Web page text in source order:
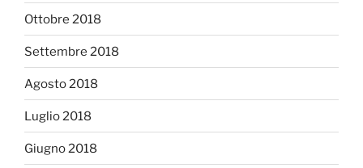
Ottobre 2018
Settembre 2018
Agosto 2018
Luglio 2018
Giugno 2018